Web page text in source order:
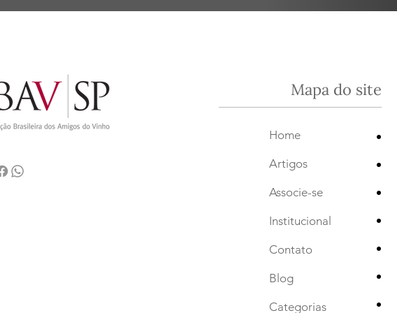
Mapa do site
Home
Artigos
Associe-se
Institucional
Contato
Blog
Categorias
•
•
•
•
•
•
•